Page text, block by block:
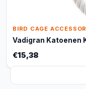
BIRD CAGE
Vadigran Katoenen
€15,38